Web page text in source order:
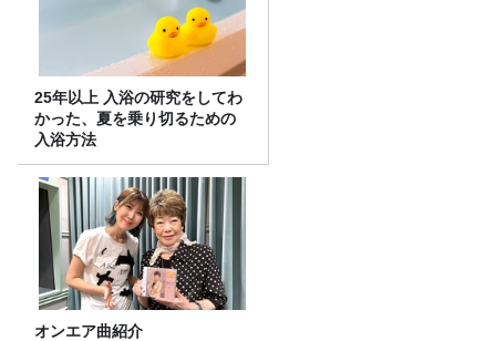
25年以上 入浴の研究をしてわ
かった、夏を乗り切るための
入浴方法
オンエア曲紹介